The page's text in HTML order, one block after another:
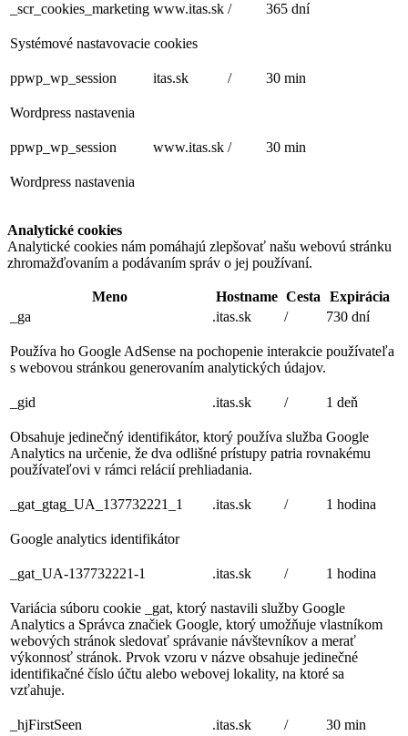
_scr_cookies_marketing www.itas.sk / 365 dní
Systémové nastavovacie cookies
ppwp_wp_session itas.sk / 30 min
Wordpress nastavenia
ppwp_wp_session www.itas.sk / 30 min
Wordpress nastavenia
Analytické cookies
Analytické cookies nám pomáhajú zlepšovať našu webovú stránku
zhromažďovaním a podávaním správ o jej používaní.
Meno Hostname Cesta
Expirácia
_ga
.itas.sk / 730 dní
Používa ho Google AdSense na pochopenie interakcie používateľa
s webovou stránkou generovaním analytických údajov.
_gid .itas.sk / 1 deň
Obsahuje jedinečný identifikátor, ktorý používa služba Google
Analytics na určenie, že dva odlišné prístupy patria rovnakému
používateľovi v rámci relácií prehliadania.
_gat_gtag_UA_137732221_1 .itas.sk / 1 hodina
Google analytics identifikátor
_gat_UA-137732221-1 .itas.sk / 1 hodina
Variácia súboru cookie _gat, ktorý nastavili služby Google
Analytics a Správca značiek Google, ktorý umožňuje vlastníkom
webových stránok sledovať správanie návštevníkov a merať
výkonnosť stránok. Prvok vzoru v názve obsahuje jedinečné
identifikačné číslo účtu alebo webovej lokality, na ktoré sa
vzťahuje.
_hjFirstSeen .itas.sk / 30 min